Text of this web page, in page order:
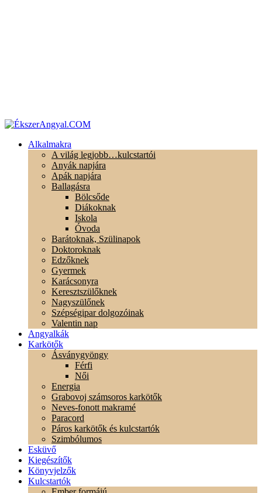
Alkalmakra
A világ legjobb…kulcstartói
Anyák napjára
Apák napjára
Ballagásra
Bölcsőde
Diákoknak
Iskola
Óvoda
Barátoknak, Szülinapok
Doktoroknak
Edzőknek
Gyermek
Karácsonyra
Keresztszülőknek
Nagyszülőnek
Szépségipar dolgozóinak
Valentin nap
Angyalkák
Karkötők
Ásványgyöngy
Férfi
Női
Energia
Grabovoj számsoros karkötők
Neves-fonott makramé
Paracord
Páros karkötők és kulcstartók
Szimbólumos
Esküvő
Kiegészítők
Könyvjelzők
Kulcstartók